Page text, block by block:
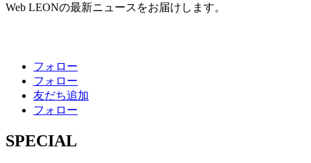
Web LEONの最新ニュースをお届けします。
フォロー
フォロー
友だち追加
フォロー
SPECIAL